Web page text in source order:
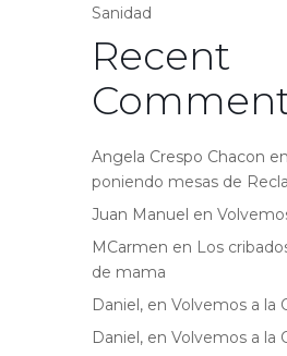
Sanidad
Recent
Angela Crespo Chacon en
poniendo mesas de
Juan Manuel en
MCarmen en Los
de mama
Daniel, en Volvemos a la
Daniel, en Volvemos a la